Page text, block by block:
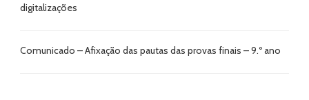
digitalizações
Comunicado – Afixação das pautas das provas finais – 9.º ano